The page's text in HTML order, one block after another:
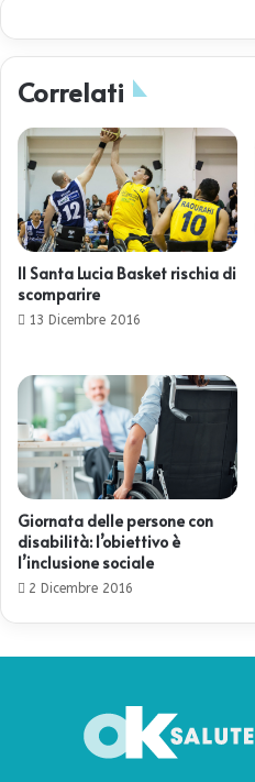
Correlati
Il Santa Lucia Basket rischia di
scomparire
13 Dicembre 2016
Giornata delle persone con
disabilità: l’obiettivo è
l’inclusione sociale
2 Dicembre 2016